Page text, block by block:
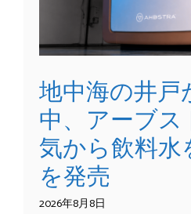
地中海の井戸
中、アーブ
気から飲料
を発売
2026年8月8日